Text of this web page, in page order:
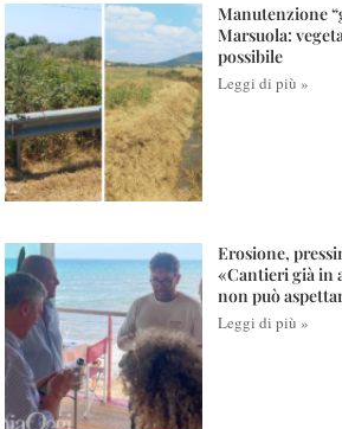
Manutenzione
Marsuola:
possibile
Leggi di più »
Erosione,
«Cantieri già in
non può
Leggi di più »